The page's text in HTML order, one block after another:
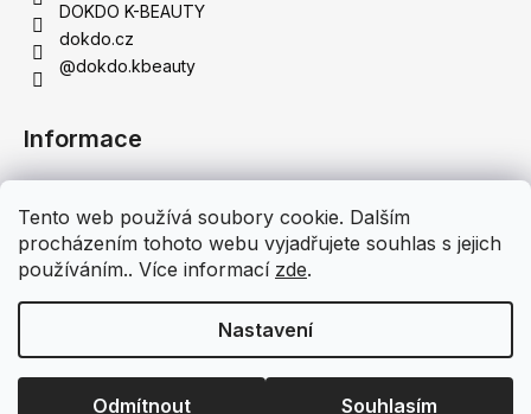
Tento web používá soubory cookie. Dalším
procházením tohoto webu vyjadřujete souhlas s jejich
používáním.. Více informací zde.
Nastavení
Odmítnout Souhlasím
DOKDO K-BEAUTY
dokdo.cz
@dokdo.kbeauty
Informace
Podmínky ochrany osobních údajů
Doprava a platba
Moje objednávka
DOKDO K-BEAUTY - Originální korejská
kosmetika
. Všechna práva vyhrazena.